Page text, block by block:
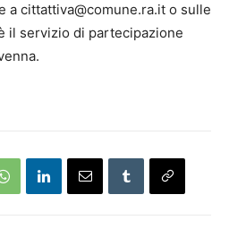
a cittattiva@comune.ra.it o sulle
il servizio di partecipazione